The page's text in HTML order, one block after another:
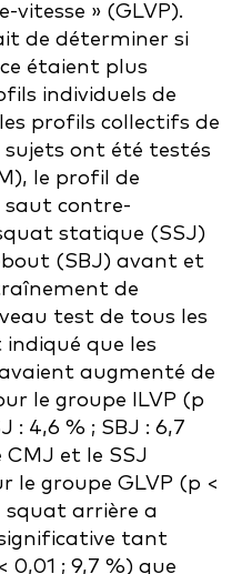
vitesse » (GLVP).
de déterminer si
étaient plus
individuels de
profils collectifs de
sujets ont été testés
le profil de
saut contre-
statique (SSJ)
(SBJ) avant et
de
test de tous les
que les
augmenté de
le groupe ILVP (p
: 4,6 % ; SBJ : 6,7
CMJ et le SSJ
le groupe GLVP (p <
squat arrière a
tant
0,01 ; 9,7 %) que